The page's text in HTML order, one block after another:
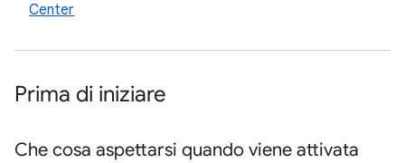
Center
Prima di iniziare
Che cosa aspettarsi quando viene attivata